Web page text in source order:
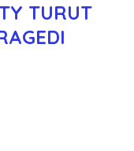
TURUT